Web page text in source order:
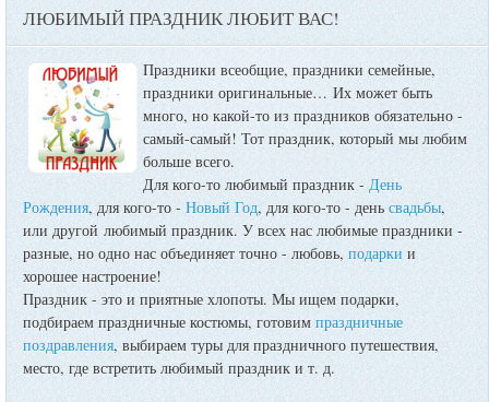
ЛЮБИМЫЙ ПРАЗДНИК ЛЮБИТ ВАС!
Праздники всеобщие, праздники семейные,
праздники оригинальные… Их может быть
много, но какой-то из праздников обязательно -
самый-самый! Тот праздник, который мы любим
больше всего.
Для кого-то любимый праздник - День
Рождения, для кого-то -Новый Год, для кого-то - деньсвадьбы,
или другой любимый праздник. У всех нас любимые праздники -
разные, но одно нас объединяет точно - любовь,подарки и
хорошее настроение!
Праздник - это и приятные хлопоты. Мы ищем подарки,
подбираем праздничные костюмы, готовимпраздничные
поздравления, выбираем туры для праздничного путешествия,
место, где встретить любимый праздник и т. д.